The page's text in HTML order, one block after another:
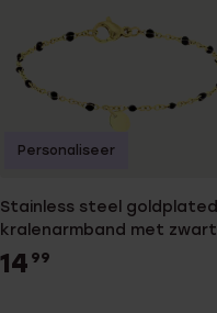
Stainless steel goldplated
kralenarmband met zwart
emaille voor dames
14 99
Personaliseer